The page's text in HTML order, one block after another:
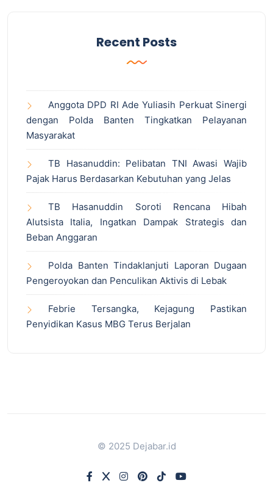
Recent Posts
Anggota DPD RI Ade Yuliasih Perkuat Sinergi
dengan Polda Banten Tingkatkan Pelayanan
Masyarakat
TB Hasanuddin: Pelibatan TNI Awasi Wajib
Pajak Harus Berdasarkan Kebutuhan yang Jelas
TB Hasanuddin Soroti Rencana Hibah
Alutsista Italia, Ingatkan Dampak Strategis dan
Beban Anggaran
Polda Banten Tindaklanjuti Laporan Dugaan
Pengeroyokan dan Penculikan Aktivis di Lebak
Febrie Tersangka, Kejagung Pastikan
Penyidikan Kasus MBG Terus Berjalan
© 2025 Dejabar.id